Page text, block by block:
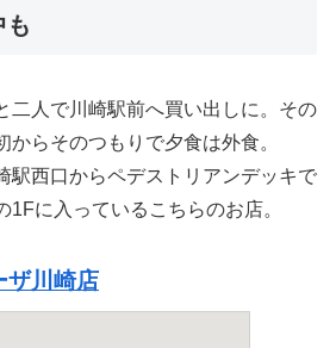
も
二人で川崎駅前へ買い出しに。その
からそのつもりで夕食は外食。
駅西口からペデストリアンデッキで
1Fに入っているこちらのお店。
ザ川崎店